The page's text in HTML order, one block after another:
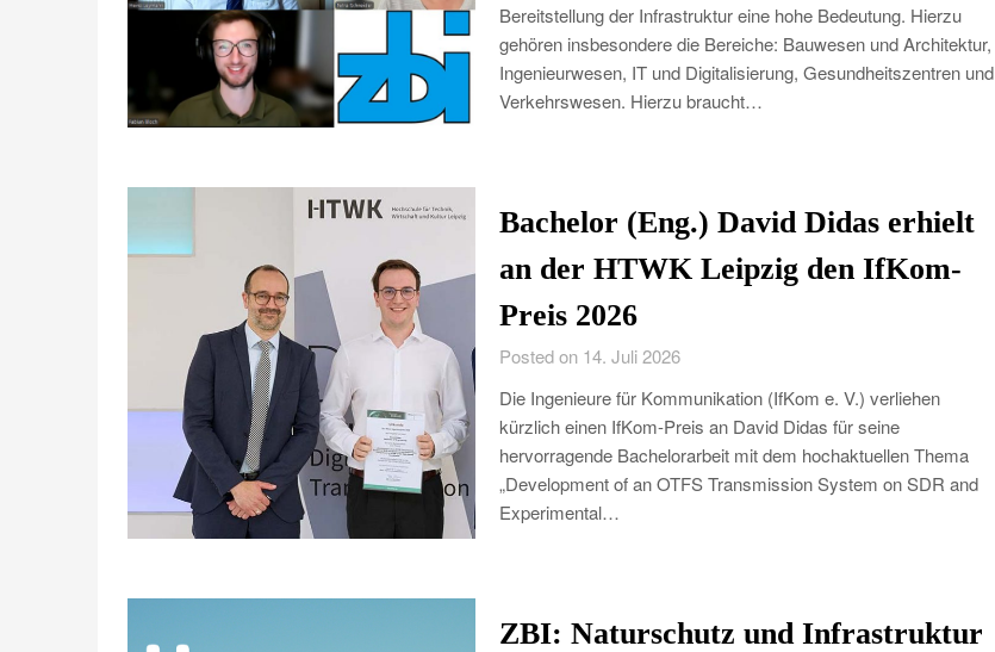
Bereitstellung der Infrastruktur eine hohe Bedeutung. Hierzu
gehören insbesondere die Bereiche: Bauwesen und Architektur,
Ingenieurwesen, IT und Digitalisierung, Gesundheitszentren und
Verkehrswesen. Hierzu braucht…
Bachelor (Eng.) David Didas erhielt
an der HTWK Leipzig den IfKom-
Preis 2026
Posted on 14. Juli 2026
Die Ingenieure für Kommunikation (IfKom e. V.) verliehen
kürzlich einen IfKom-Preis an David Didas für seine
hervorragende Bachelorarbeit mit dem hochaktuellen Thema
„Development of an OTFS Transmission System on SDR and
Experimental…
ZBI: Naturschutz und Infrastruktur